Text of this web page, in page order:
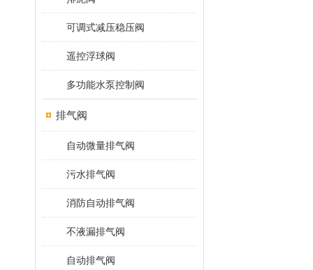
可调式减压稳压阀
遥控浮球阀
多功能水泵控制阀
排气阀
自动微量排气阀
污水排气阀
消防自动排气阀
不液漏排气阀
自动排气阀